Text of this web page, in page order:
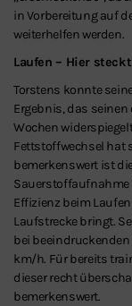
in Vorbereitung auf
weiterhelfen werden.
Laufen – Hier
Torstens konnte
Ergebnis, das
Wochen
Fettstoffwechsel hat
bemerkenswert ist
Sauerstoffaufnahme
Effizienz beim
Laufstrecke bringt.
bei beeindruckenden
km/h. Für bereits
dieser recht
bemerkenswert.